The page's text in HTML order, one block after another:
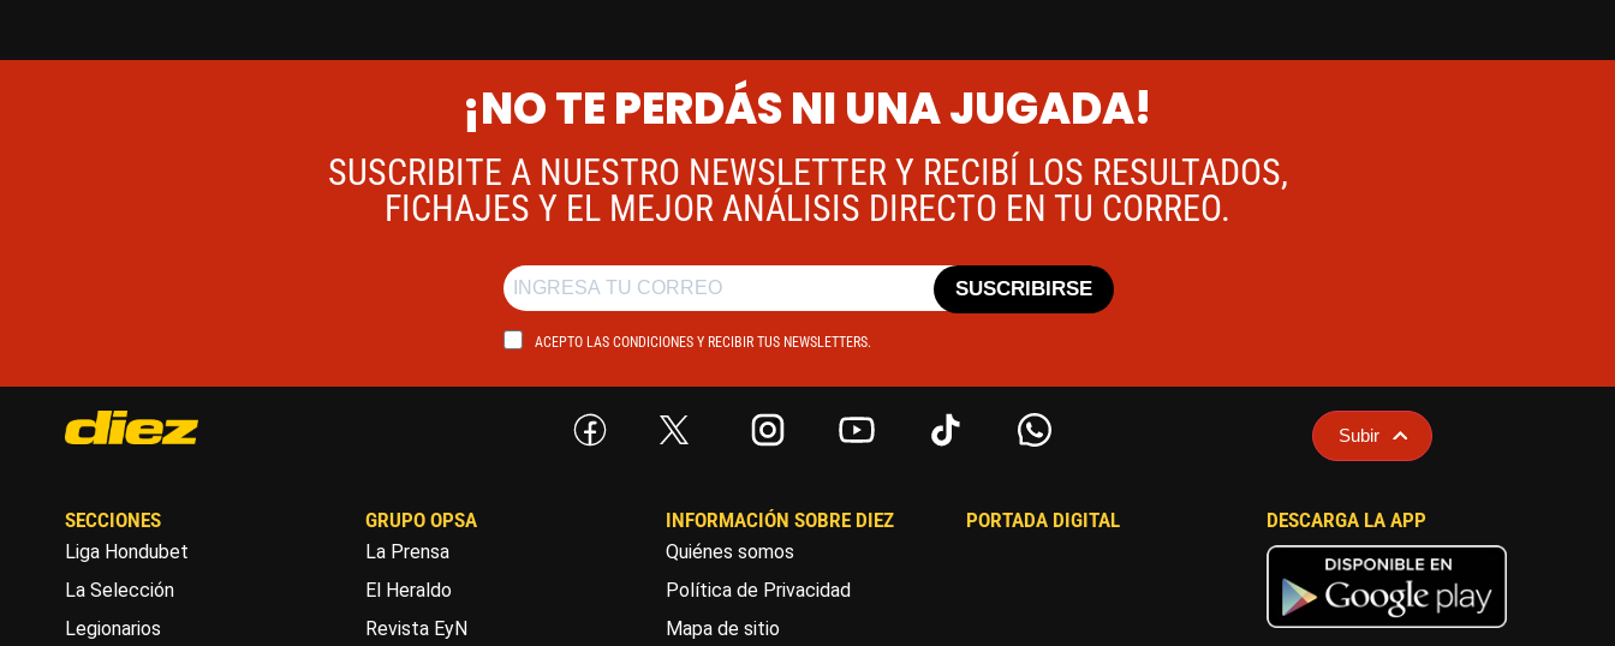
¡NO TE PERDÁS NI UNA JUGADA!
SUSCRIBITE A NUESTRO NEWSLETTER Y RECIBÍ LOS RESULTADOS,
FICHAJES Y EL MEJOR ANÁLISIS DIRECTO EN TU CORREO.
ACEPTO LAS CONDICIONES Y RECIBIR TUS NEWSLETTERS.
SUSCRIBIRSE
Subir
SECCIONES
Liga Hondubet
La Selección
Legionarios
GRUPO OPSA
La Prensa
El Heraldo
Revista EyN
INFORMACIÓN SOBRE DIEZ
Quiénes somos
Política de Privacidad
Mapa de sitio
PORTADA DIGITAL DESCARGA LA APP